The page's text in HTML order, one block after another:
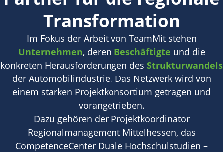
Transformation
Im Fokus der Arbeit von TeamMit stehen
Unternehmen, deren Beschäftigte und die
konkreten Herausforderungen des Strukturwandels
der Automobilindustrie. Das Netzwerk wird von
einem starken Projektkonsortium getragen und
vorangetrieben.
Dazu gehören der Projektkoordinator
Regionalmanagement Mittelhessen, das
CompetenceCenter Duale Hochschulstudien –